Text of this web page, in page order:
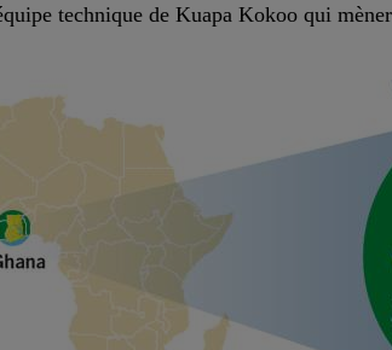
technique de Kuapa Kokoo qui